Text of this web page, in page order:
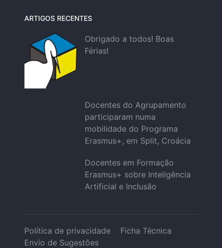
ARTIGOS RECENTES
Obrigado a todos! Boas
Férias!
Docentes do Agrupamento
participaram numa
mobilidade do Programa
Erasmus+, em Split, Croácia
Docentes em Formação
Erasmus+ sobre Inteligência
Artificial e Inclusão
Política de privacidade
Ficha Técnica
Envio de Sugestões